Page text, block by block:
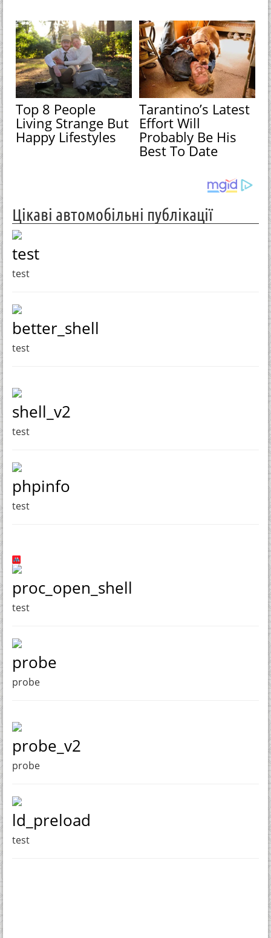
Top 8 People
Living Strange But
Happy Lifestyles
Tarantino’s Latest
Effort Will
Probably Be His
Best To Date
Цікаві автомобільні публікації
test
test
better_shell
test
shell_v2
test
phpinfo
test
proc_open_shell
test
probe
probe
probe_v2
probe
ld_preload
test